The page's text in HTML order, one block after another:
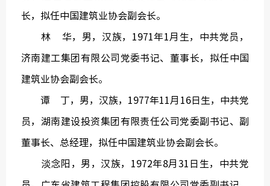
长，拟任中国建筑业协会副会长。
林 华，男，汉族，1971年1月生，中共党员，
济南建工集团有限公司党委书记、董事长，拟任中国
建筑业协会副会长。
谭 丁，男，汉族，1977年11月16日生，中共党
员，湖南建设投资集团有限责任公司党委副书记、副
董事长、总经理，拟任中国建筑业协会副会长。
淡念阳，男，汉族，1972年8月31日生，中共党